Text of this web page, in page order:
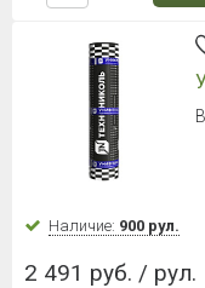
Наличие: 900 рул.
2 491 руб. / рул.